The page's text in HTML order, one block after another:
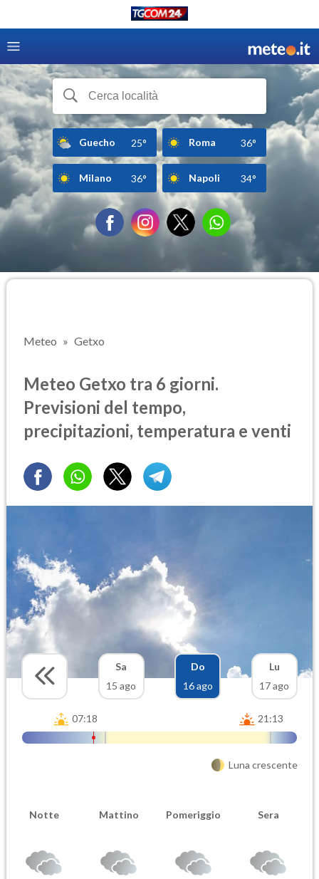
Guecho 25° Roma 36°
Milano 36° Napoli 34°
Meteo Getxo
Meteo Getxo tra 6 giorni.
Previsioni del tempo,
precipitazioni, temperatura e venti
Sa
15 ago
Do
16 ago
Lu
17 ago
07:18 21:13
Luna crescente
Notte Mattino Pomeriggio Sera